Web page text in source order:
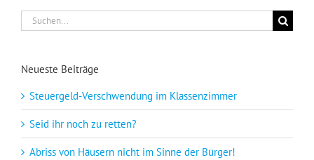
Suche
nach:
Neueste Beiträge
Steuergeld-Verschwendung im Klassenzimmer
Seid ihr noch zu retten?
Abriss von Häusern nicht im Sinne der Bürger!